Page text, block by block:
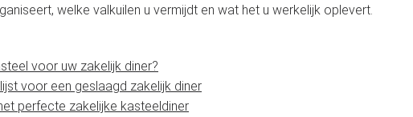
welke valkuilen u vermijdt en wat het u werkelijk oplevert.
voor uw zakelijk diner?
voor een geslaagd zakelijk diner
perfecte zakelijke kasteeldiner